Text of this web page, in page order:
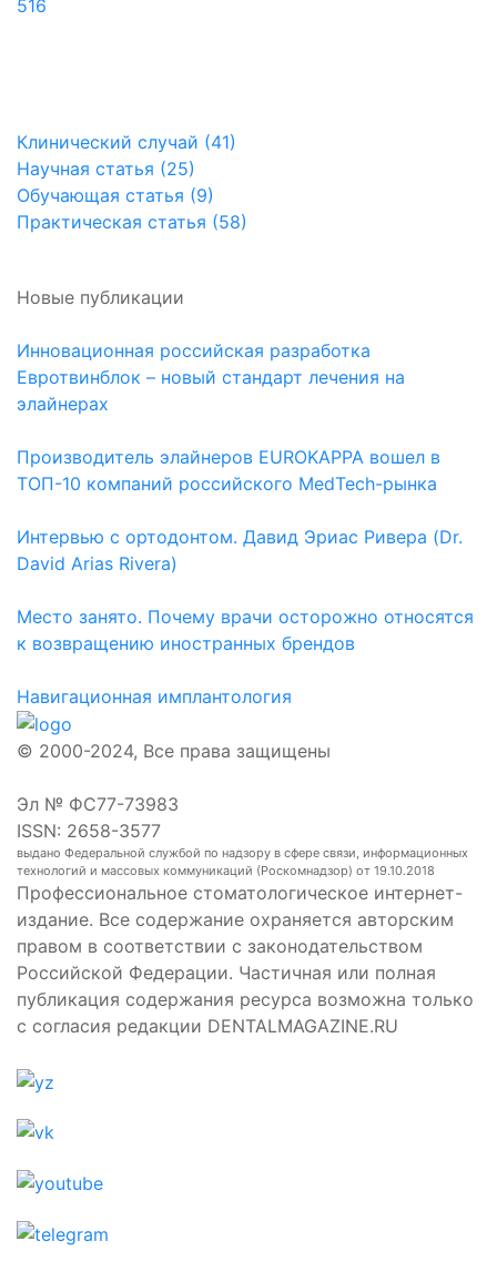
516
Клинический случай (41)
Научная статья (25)
Обучающая статья (9)
Практическая статья (58)
Новые публикации
Инновационная российская разработка
Евротвинблок – новый стандарт лечения на
элайнерах
Производитель элайнеров EUROKAPPA вошел в
ТОП-10 компаний российского MedTech-рынка
Интервью с ортодонтом. Давид Эриас Ривера (Dr.
David Arias Rivera)
Место занято. Почему врачи осторожно относятся
к возвращению иностранных брендов
Навигационная имплантология
© 2000-2024, Все права защищены
Эл № ФС77-73983
ISSN: 2658-3577
выдано Федеральной службой по надзору в сфере связи, информационных
технологий и массовых коммуникаций (Роскомнадзор) от 19.10.2018
Профессиональное стоматологическое интернет-
издание. Все содержание охраняется авторским
правом в соответствии с законодательством
Российской Федерации. Частичная или полная
публикация содержания ресурса возможна только
с согласия редакции DENTALMAGAZINE.RU